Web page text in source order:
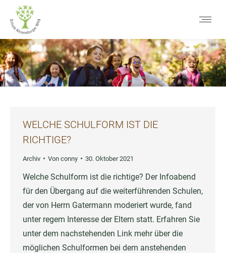
WELCHE SCHULFORM IST DIE
RICHTIGE?
Archiv Von conny 30. Oktober 2021
Welche Schulform ist die richtige? Der Infoabend
für den Übergang auf die weiterführenden Schulen,
der von Herrn Gatermann moderiert wurde, fand
unter regem Interesse der Eltern statt. Erfahren Sie
unter dem nachstehenden Link mehr über die
möglichen Schulformen bei dem anstehenden